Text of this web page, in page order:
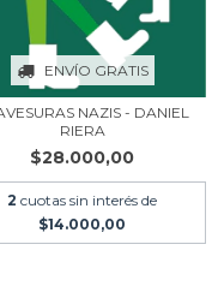
ENVÍO GRATIS
NAZIS - DANIEL
RIERA
$28.000,00
2 cuotas sin interés de
$14.000,00